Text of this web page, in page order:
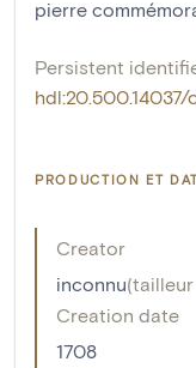
pierre
Persistent
hdl:20.500.14037/
PRODUCTION ET
Creator
inconnu(
Creation date
1708